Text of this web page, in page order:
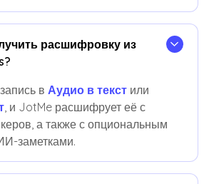
расшифровку из
вАудио в текст или
, и JotMe расшифрует её с
а также с опциональным
заметками.